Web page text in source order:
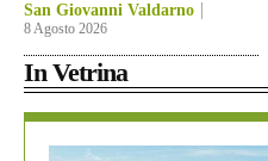
San Giovanni Valdarno
8 Agosto 2026
In Vetrina